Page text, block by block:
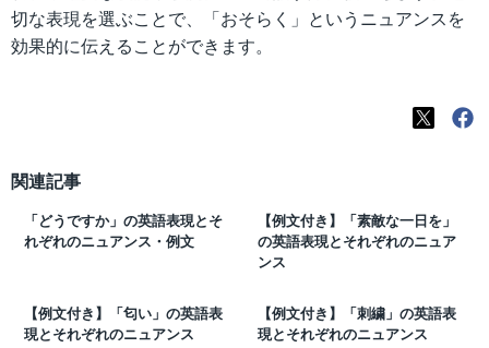
切な表現を選ぶことで、「おそらく」というニュアンスを
効果的に伝えることができます。
関連記事
「どうですか」の英語表現とそ
れぞれのニュアンス・例文
【例文付き】「素敵な一日を」
の英語表現とそれぞれのニュア
ンス
【例文付き】「匂い」の英語表
現とそれぞれのニュアンス
【例文付き】「刺繍」の英語表
現とそれぞれのニュアンス